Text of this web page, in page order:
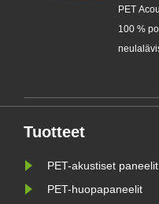
PET
100 %
ma......
Tuotteet
PET-akustiset paneelit
PET-huopapaneelit